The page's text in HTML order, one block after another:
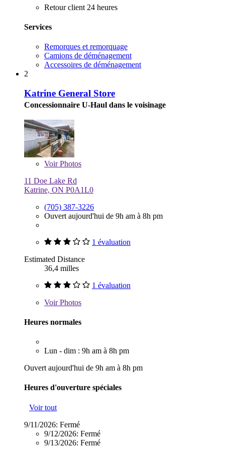
Retour client 24 heures
Services
Remorques et remorquage
Camions de déménagement
Accessoires de déménagement
2
Katrine General Store
Concessionnaire U-Haul dans le voisinage
VoirPhotos
11 Doe Lake Rd
Katrine, ON P0A1L0
(705) 387-3226
Ouvert aujourd'hui de 9h am à 8h pm
1 évaluation
Estimated Distance
36,4 milles
1 évaluation
VoirPhotos
Heures normales
Lun - dim : 9h am à 8h pm
Ouvert aujourd'hui de 9h am à 8h pm
Heures d'ouverture spéciales
Voir tout
9/11/2026: Fermé
9/12/2026: Fermé
9/13/2026: Fermé